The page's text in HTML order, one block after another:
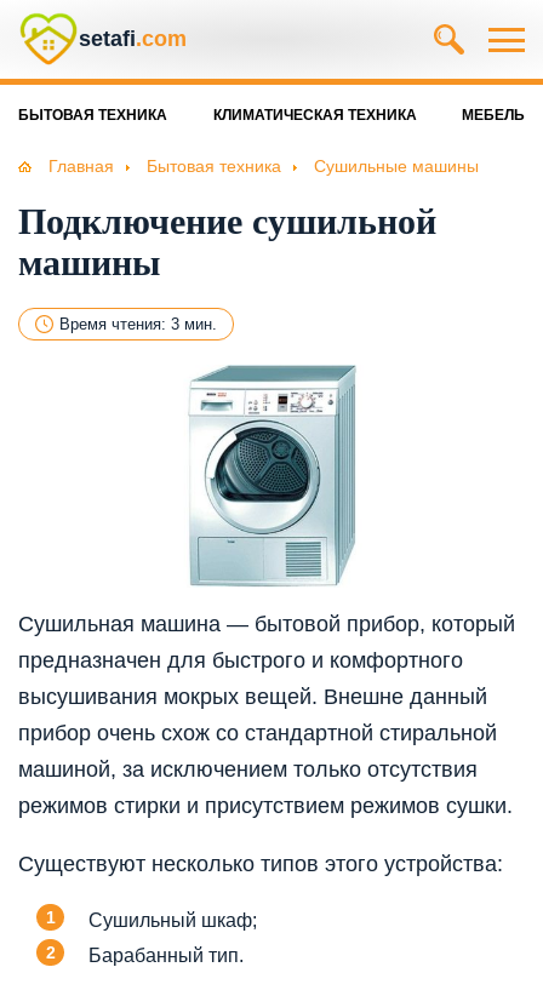
setafi.com
БЫТОВАЯ ТЕХНИКА КЛИМАТИЧЕСКАЯ ТЕХНИКА МЕБЕЛЬ
Главная Бытовая техника Сушильные машины
Подключение сушильной
машины
Время чтения: 3 мин.
Сушильная машина — бытовой прибор, который
предназначен для быстрого и комфортного
высушивания мокрых вещей. Внешне данный
прибор очень схож со стандартной стиральной
машиной, за исключением только отсутствия
режимов стирки и присутствием режимов сушки.
Существуют несколько типов этого устройства:
Сушильный шкаф;
Барабанный тип.